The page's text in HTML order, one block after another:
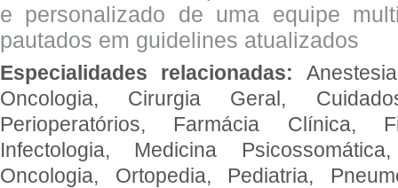
e personalizado de uma equipe
pautados em guidelines atualizados
Especialidades relacionadas:
Oncologia, Cirurgia Geral,
Perioperatórios, Farmácia Clínica,
Infectologia, Medicina
Oncologia, Ortopedia, Pediatria,